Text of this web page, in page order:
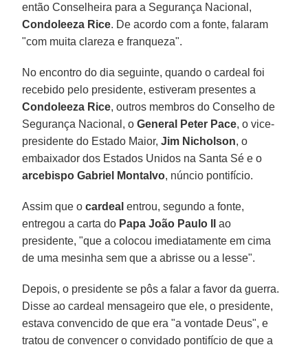
então Conselheira para a Segurança Nacional,
Condoleeza Rice. De acordo com a fonte, falaram
"com muita clareza e franqueza".
No encontro do dia seguinte, quando o cardeal foi
recebido pelo presidente, estiveram presentes a
Condoleeza Rice, outros membros do Conselho de
Segurança Nacional, oGeneral Peter Pace, o vice-
presidente do Estado Maior,Jim Nicholson, o
embaixador dos Estados Unidos na Santa Sé e o
arcebispo Gabriel Montalvo, núncio pontifício.
Assim que ocardeal entrou, segundo a fonte,
entregou a carta do Papa João Paulo II
ao
presidente, "que a colocou imediatamente em cima
de uma mesinha sem que a abrisse ou a lesse".
Depois, o presidente se pôs a falar a favor da guerra.
Disse ao cardeal mensageiro que ele, o presidente,
estava convencido de que era "a vontade Deus", e
tratou de convencer o convidado pontifício de que a